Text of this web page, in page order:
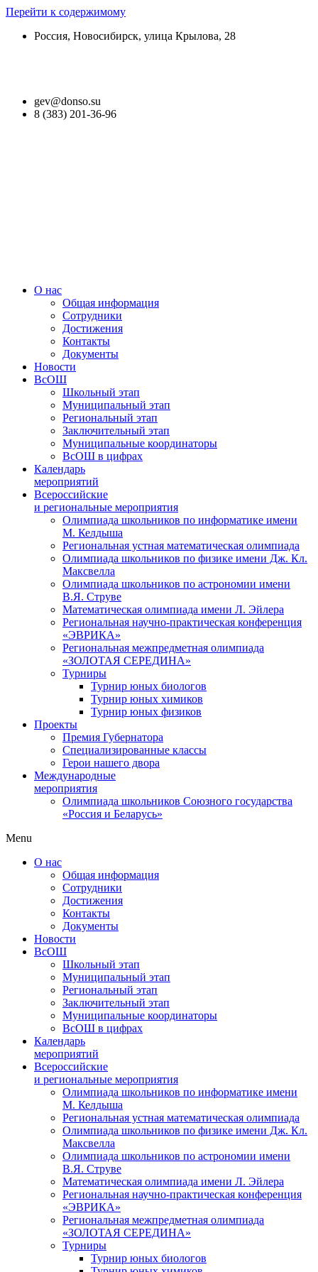
Перейти к содержимому
Россия, Новосибирск, улица Крылова, 28
gev@donso.su
8 (383) 201-36-96
О нас
Общая информация
Сотрудники
Достижения
Контакты
Документы
Новости
ВсОШ
Школьный этап
Муниципальный этап
Региональный этап
Заключительный этап
Муниципальные координаторы
ВсОШ в цифрах
Календарь
мероприятий
Всероссийские
и региональные мероприятия
Олимпиада школьников по информатике имени
М. Келдыша
Региональная устная математическая олимпиада
Олимпиада школьников по физике имени Дж. Кл.
Максвелла
Олимпиада школьников по астрономии имени
В.Я. Струве
Математическая олимпиада имени Л. Эйлера
Региональная научно-практическая конференция
«ЭВРИКА»
Региональная межпредметная олимпиада
«ЗОЛОТАЯ СЕРЕДИНА»
Турниры
Турнир юных биологов
Турнир юных химиков
Турнир юных физиков
Проекты
Премия Губернатора
Специализированные классы
Герои нашего двора
Международные
мероприятия
Олимпиада школьников Союзного государства
«Россия и Беларусь»
Menu
О нас
Общая информация
Сотрудники
Достижения
Контакты
Документы
Новости
ВсОШ
Школьный этап
Муниципальный этап
Региональный этап
Заключительный этап
Муниципальные координаторы
ВсОШ в цифрах
Календарь
мероприятий
Всероссийские
и региональные мероприятия
Олимпиада школьников по информатике имени
М. Келдыша
Региональная устная математическая олимпиада
Олимпиада школьников по физике имени Дж. Кл.
Максвелла
Олимпиада школьников по астрономии имени
В.Я. Струве
Математическая олимпиада имени Л. Эйлера
Региональная научно-практическая конференция
«ЭВРИКА»
Региональная межпредметная олимпиада
«ЗОЛОТАЯ СЕРЕДИНА»
Турниры
Турнир юных биологов